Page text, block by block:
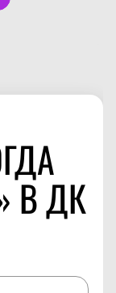
В ДК